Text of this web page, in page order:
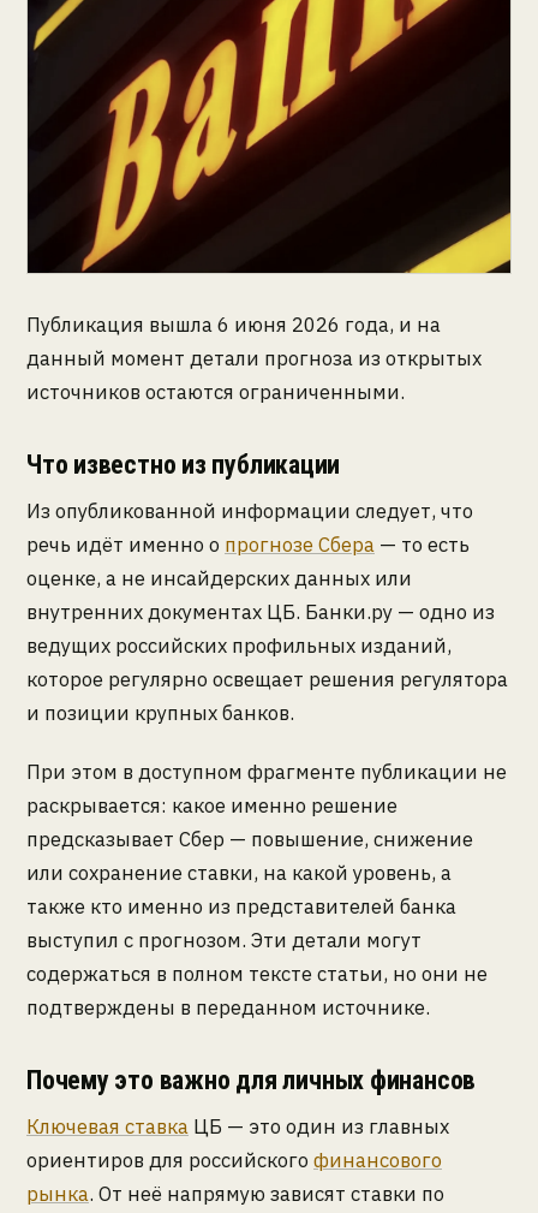
Публикация вышла 6 июня 2026 года, и на
данный момент детали прогноза из открытых
источников остаются ограниченными.
Что известно из публикации
Из опубликованной информации следует, что
речь идёт именно о прогнозе Сбера — то есть
оценке, а не инсайдерских данных или
внутренних документах ЦБ. Банки.ру — одно из
ведущих российских профильных изданий,
которое регулярно освещает решения регулятора
и позиции крупных банков.
При этом в доступном фрагменте публикации не
раскрывается: какое именно решение
предсказывает Сбер — повышение, снижение
или сохранение ставки, на какой уровень, а
также кто именно из представителей банка
выступил с прогнозом. Эти детали могут
содержаться в полном тексте статьи, но они не
подтверждены в переданном источнике.
Почему это важно для личных финансов
Ключевая ставка ЦБ — это один из главных
ориентиров для российского финансового
рынка. От неё напрямую зависят ставки по